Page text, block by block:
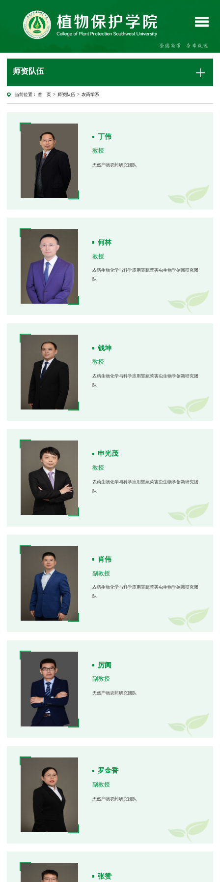
师资队伍
当前位置： 首 页 > 师资队伍 >农药学系
丁伟
教授
天然产物农药研究团队
何林
教授
农药生物化学与科学应用暨蔬菜害虫生物学创新研究团
队
钱坤
教授
农药生物化学与科学应用暨蔬菜害虫生物学创新研究团
队
申光茂
教授
农药生物化学与科学应用暨蔬菜害虫生物学创新研究团
队
肖伟
副教授
农药生物化学与科学应用暨蔬菜害虫生物学创新研究团
队
厉阗
副教授
天然产物农药研究团队
罗金香
副教授
天然产物农药研究团队
张赞